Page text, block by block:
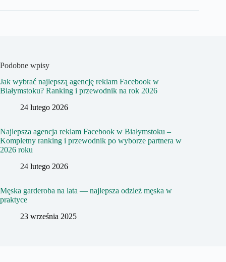
Podobne wpisy
Jak wybrać najlepszą agencję reklam Facebook w
Białymstoku? Ranking i przewodnik na rok 2026
24 lutego 2026
Najlepsza agencja reklam Facebook w Białymstoku –
Kompletny ranking i przewodnik po wyborze partnera w
2026 roku
24 lutego 2026
Męska garderoba na lata — najlepsza odzież męska w
praktyce
23 września 2025